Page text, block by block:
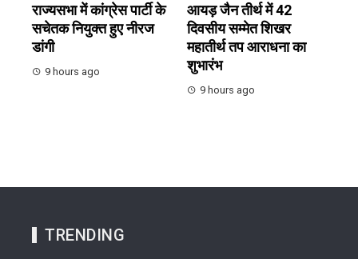
राज्यसभा में कांग्रेस पार्टी के
सचेतक नियुक्त हुए नीरज
डांगी
9 hours ago
आयड़ जैन तीर्थ में 42
दिवसीय सम्मेत शिखर
महातीर्थ तप आराधना का
शुभारंभ
9 hours ago
TRENDING